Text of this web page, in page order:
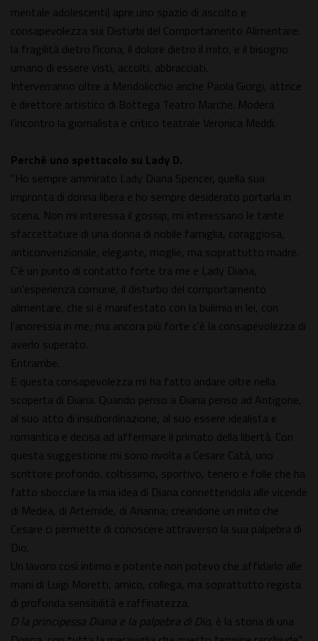
mentale adolescenti) apre uno spazio di ascolto e
consapevolezza sui Disturbi del Comportamento Alimentare:
la fragilità dietro l'icona, il dolore dietro il mito, e il bisogno
umano di essere visti, accolti, abbracciati.
Interverranno oltre a Mendolicchio anche Paola Giorgi, attrice
e direttore artistico di Bottega Teatro Marche. Modera
l'incontro la giornalista e critico teatrale Veronica Meddi.
Perché uno spettacolo su Lady D.
"Ho sempre ammirato Lady Diana Spencer, quella sua
impronta di donna libera e ho sempre desiderato portarla in
scena. Non mi interessa il gossip, mi interessano le tante
sfaccettature di una donna di nobile famiglia, coraggiosa,
anticonvenzionale, elegante, moglie, ma soprattutto madre.
C'è un punto di contatto forte tra me e Lady Diana,
un'esperienza comune, il disturbo del comportamento
alimentare, che si è manifestato con la bulimia in lei, con
l'anoressia in me; ma ancora più forte c'è la consapevolezza di
averlo superato.
Entrambe.
E questa consapevolezza mi ha fatto andare oltre nella
scoperta di Diana. Quando penso a Diana penso ad Antigone,
al suo atto di insubordinazione, al suo essere idealista e
romantica e decisa ad affermare il primato della libertà. Con
questa suggestione mi sono rivolta a Cesare Catà, uno
scrittore profondo, coltissimo, sportivo, tenero e folle che ha
fatto sbocciare la mia idea di Diana connettendola alle vicende
di Medea, di Artemide, di Arianna; creandone un mito che
Cesare ci permette di conoscere attraverso la sua palpebra di
Dio.
Un lavoro così intimo e potente non potevo che affidarlo alle
mani di Luigi Moretti, amico, collega, ma soprattutto regista
di profonda sensibilità e raffinatezza.
D la principessa Diana e la palpebra di Dio, è la storia di una